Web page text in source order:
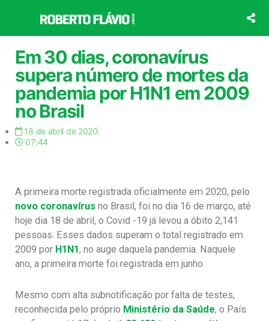
o
conteúdo
Em 30 dias, coronavírus
supera número de mortes da
pandemia por H1N1 em 2009
no Brasil
18 de abril de 2020
07:44
A primeira morte registrada oficialmente em 2020, pelo
novo coronavírus no Brasil, foi no dia 16 de março, até
hoje dia 18 de abril, o Covid -19 já levou a óbito 2,141
pessoas. Esses dados superam o total registrado em
2009 por H1N1, no auge daquela pandemia. Naquele
ano, a primeira morte foi registrada em junho.
Mesmo com alta subnotificação por falta de testes,
reconhecida pelo próprio Ministério da Saúde, o País